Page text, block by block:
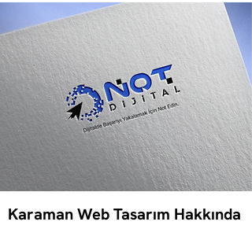
Karaman Web Tasarım Hakkında